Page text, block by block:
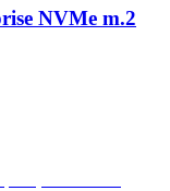
NVMe m.2